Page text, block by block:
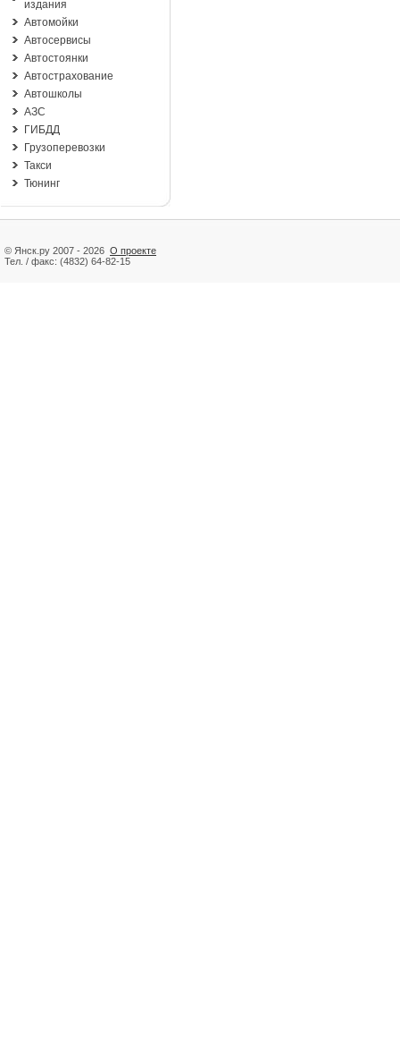
издания
Автомойки
Автосервисы
Автостоянки
Автострахование
Автошколы
АЗС
ГИБДД
Грузоперевозки
Такси
Тюнинг
© Янск.ру 2007 - 2026 О проекте
Тел. / факс: (4832) 64-82-15